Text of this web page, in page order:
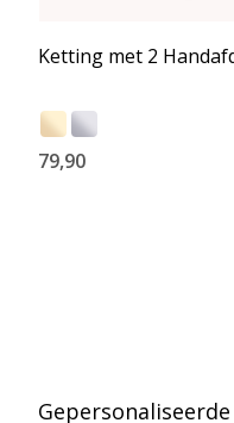
Ketting met 2
79,90